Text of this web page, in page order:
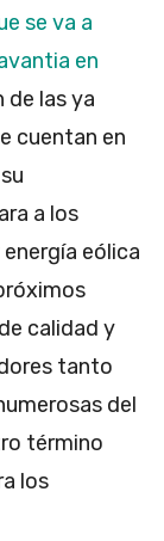
se va a
en
de las ya
cuentan en
a los
eólica
calidad y
tanto
del
término
los